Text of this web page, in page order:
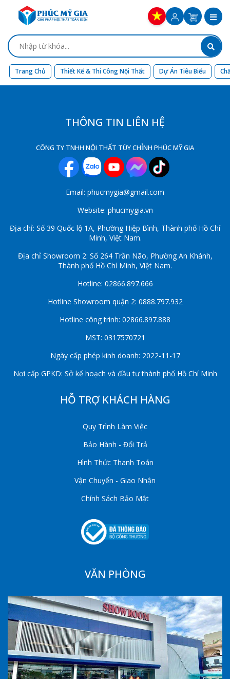
Trang Chủ Thiết Kế & Thi Công Nội Thất Dự Án Tiêu Biểu
THÔNG TIN LIÊN HỆ
CÔNG TY TNHH NỘI THẤT TÙY CHỈNH PHÚC MỸ GIA
Email: phucmygia@gmail.com
Website: phucmygia.vn
Địa chỉ: Số 39 Quốc lộ 1A, Phường Hiệp Bình, Thành phố Hồ Chí
Minh, Việt Nam.
Địa chỉ Showroom 2: Số 264 Trần Não, Phường An Khánh,
Thành phố Hồ Chí Minh, Việt Nam.
Hotline: 02866.897.666
Hotline Showroom quận 2: 0888.797.932
Hotline công trình: 02866.897.888
MST: 0317570721
Ngày cấp phép kinh doanh: 2022-11-17
Nơi cấp GPKD: Sở kế hoạch và đầu tư thành phố Hồ Chí Minh
HỖ TRỢ KHÁCH HÀNG
Quy Trình Làm Việc
Bảo Hành - Đổi Trả
Hình Thức Thanh Toán
Vận Chuyển - Giao Nhận
Chính Sách Bảo Mật
VĂN PHÒNG